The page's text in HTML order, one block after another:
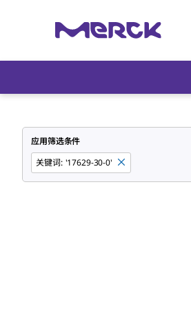
应用筛选条件
关键词: '17629-30-0'